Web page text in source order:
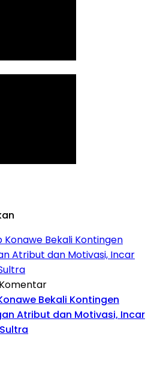
Bekali Kontingen
Atribut dan Motivasi, Incar